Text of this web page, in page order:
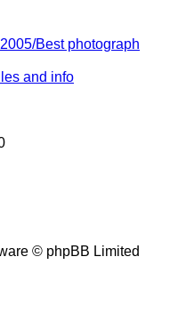
Best photograph
and info
© phpBB Limited